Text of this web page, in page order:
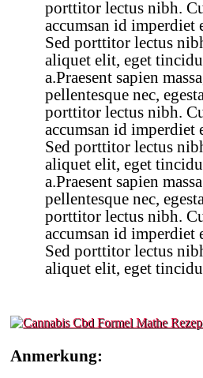
porttitor lectus nibh.
accumsan id imperdiet
Sed porttitor lectus
aliquet elit, eget
a.Praesent sapien
pellentesque nec,
porttitor lectus nibh.
accumsan id imperdiet
Sed porttitor lectus
aliquet elit, eget
a.Praesent sapien
pellentesque nec,
porttitor lectus nibh.
accumsan id imperdiet
Sed porttitor lectus
aliquet elit, eget
Anmerkung: